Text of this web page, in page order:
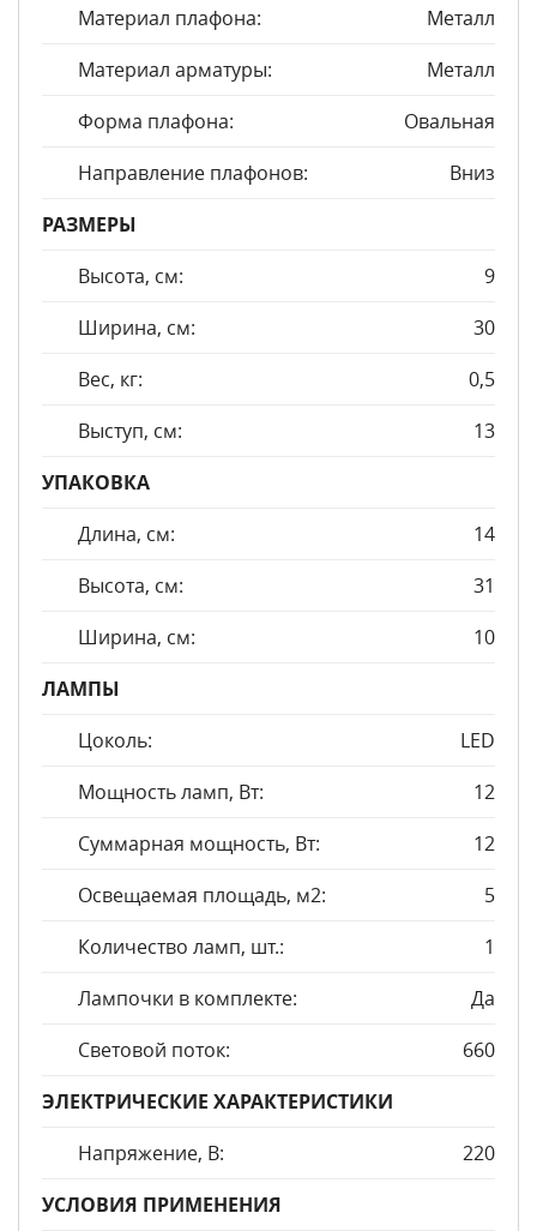
Материал плафона:
Металл
Материал арматуры:
Металл
Форма плафона:
Овальная
Направление плафонов:
Вниз
РАЗМЕРЫ
Высота, см:
9
Ширина, см:
30
Вес, кг:
0,5
Выступ, см:
13
УПАКОВКА
Длина, см:
14
Высота, см:
31
Ширина, см:
10
ЛАМПЫ
Цоколь:
LED
Мощность ламп, Вт:
12
Суммарная мощность, Вт:
12
Освещаемая площадь, м2:
5
Количество ламп, шт.:
1
Лампочки в комплекте:
Да
Световой поток:
660
ЭЛЕКТРИЧЕСКИЕ ХАРАКТЕРИСТИКИ
Напряжение, В:
220
УСЛОВИЯ ПРИМЕНЕНИЯ